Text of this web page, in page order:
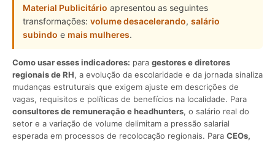
Material Publicitário apresentou as seguintes
transformações: volume desacelerando, salário
subindo e mais mulheres.
Como usar esses indicadores: para gestores e diretores
regionais de RH, a evolução da escolaridade e da jornada sinaliza
mudanças estruturais que exigem ajuste em descrições de
vagas, requisitos e políticas de benefícios na localidade. Para
consultores de remuneração e headhunters, o salário real do
setor e a variação de volume delimitam a pressão salarial
esperada em processos de recolocação regionais. Para CEOs,